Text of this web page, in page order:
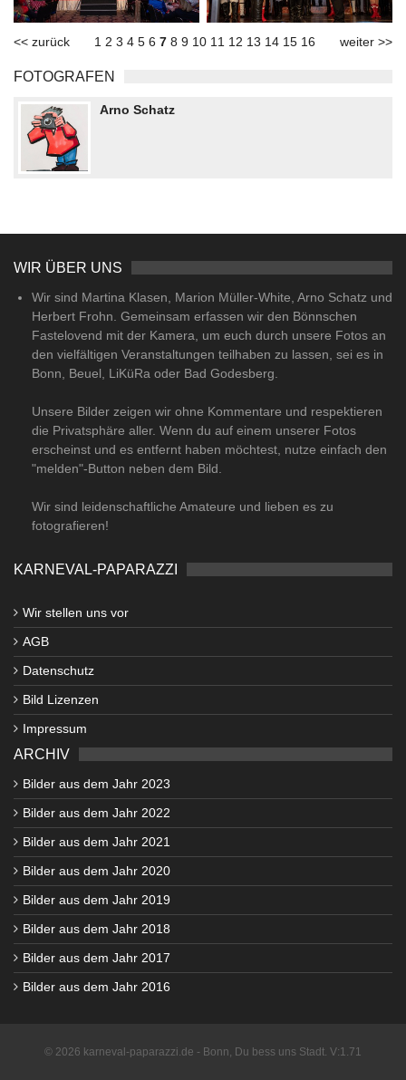
<< zurück 1 2 3 4 5 6 7 8 9 10 11 12 13 14 15 16 weiter >>
FOTOGRAFEN
Arno Schatz
WIR ÜBER UNS
Wir sind Martina Klasen, Marion Müller-White, Arno Schatz und
Herbert Frohn. Gemeinsam erfassen wir den Bönnschen
Fastelovend mit der Kamera, um euch durch unsere Fotos an
den vielfältigen Veranstaltungen teilhaben zu lassen, sei es in
Bonn, Beuel, LiKüRa oder Bad Godesberg.
Unsere Bilder zeigen wir ohne Kommentare und respektieren
die Privatsphäre aller. Wenn du auf einem unserer Fotos
erscheinst und es entfernt haben möchtest, nutze einfach den
"melden"-Button neben dem Bild.
Wir sind leidenschaftliche Amateure und lieben es zu
fotografieren!
KARNEVAL-PAPARAZZI
Wir stellen uns vor
AGB
Datenschutz
Bild Lizenzen
Impressum
ARCHIV
Bilder aus dem Jahr 2023
Bilder aus dem Jahr 2022
Bilder aus dem Jahr 2021
Bilder aus dem Jahr 2020
Bilder aus dem Jahr 2019
Bilder aus dem Jahr 2018
Bilder aus dem Jahr 2017
Bilder aus dem Jahr 2016
© 2026 karneval-paparazzi.de - Bonn, Du bess uns Stadt. V:1.71